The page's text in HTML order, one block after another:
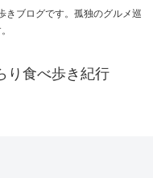
きブログです。孤独のグルメ巡
り食べ歩き紀行